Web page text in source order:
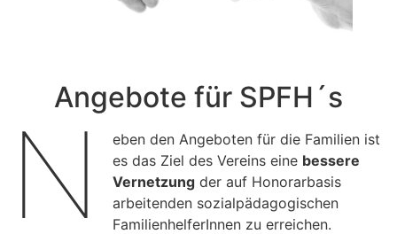
Angebote für SPFH´s
N
eben den Angeboten für die Familien ist
es das Ziel des Vereins eine bessere
Vernetzung der auf Honorarbasis
arbeitenden sozialpädagogischen
FamilienhelferInnen zu erreichen.